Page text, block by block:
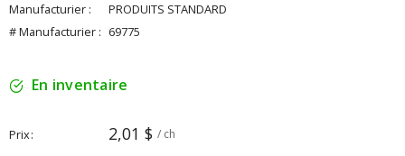
Manufacturier :
PRODUITS STANDARD
# Manufacturier : 69775
En inventaire
Prix 2,01 $ / ch